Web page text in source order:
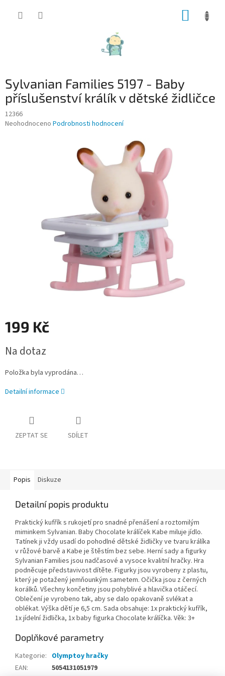
Sylvanian Families 5197 - Baby
příslušenství králík v dětské židličce
12366
Průměrné
Neohodnoceno Podrobnosti hodnocení
199 Kč
cena:
Na dotaz
Položka byla vyprodána…
Detailní informace
ZEPTAT SE SDÍLET
Popis Diskuze
Detailní popis produktu
Praktický kufřík s rukojetí pro snadné přenášení a roztomilým
miminkem Sylvanian. Baby Chocolate králíček Kabe miluje jídlo.
Tatínek ji vždy usadí do pohodlné dětské židličky ve tvaru králíka
v růžové barvě a Kabe je štěstím bez sebe. Herní sady a figurky
Sylvanian Families jsou nadčasové a vysoce kvalitní hračky. Hra
podněcuje představivost dítěte. Figurky jsou vyrobeny z plastu,
který je potažený jemňounkým sametem. Očička jsou z černých
korálků. Všechny končetiny jsou pohyblivé a hlavička otáčecí.
Oblečení je vyrobeno tak, aby se dalo opakovaně svlékat a
oblékat. Výška dětí je 6,5 cm. Sada obsahuje: 1x praktický kufřík,
1x jídelní židlička, 1x baby figurka Chocolate králíčka. Věk: 3+
Doplňkové parametry
Kategorie: Olymptoy hračky
EAN:
5054131051979